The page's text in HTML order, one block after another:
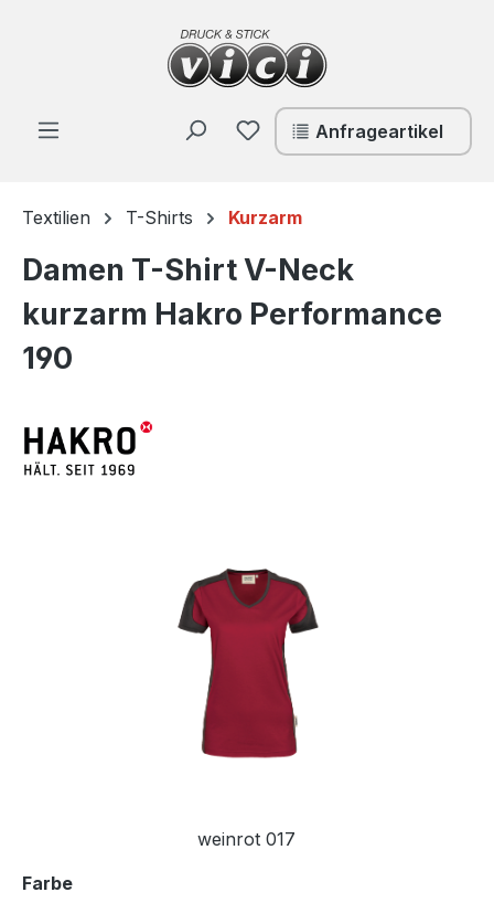
Zum Hauptinhalt springen
Du hast 0 Produkte auf
Anfrageartikel
Textilien T-Shirts Kurzarm
Damen T-Shirt V-Neck
kurzarm Hakro Performance
190
weinrot 017
Farbeauswählen